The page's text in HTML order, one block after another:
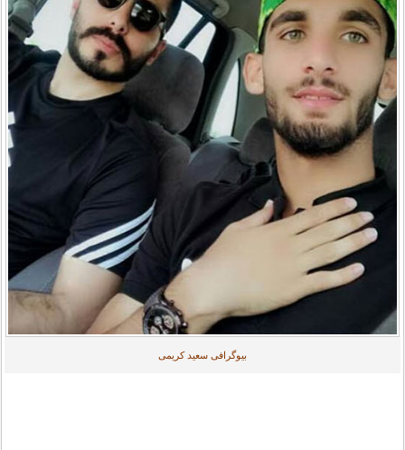
بیوگرافی سعید کریمی